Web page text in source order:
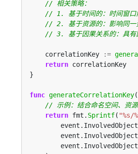
    correlationKey
:=
return
func generateCorrelationKey
return fmt. Sprintf( "%s/